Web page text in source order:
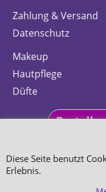
Zahlung & Versand
Datenschutz
Makeup
Hautpflege
Düfte
Diese Seite benutzt
Erlebnis.